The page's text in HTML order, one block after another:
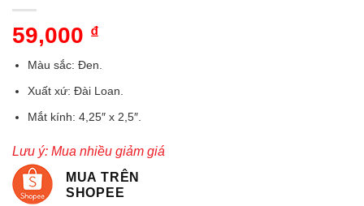
59,000 ₫
Màu sắc: Đen.
Xuất xứ: Đài Loan.
Mắt kính: 4,25″ x 2,5″.
Lưu ý: Mua nhiều giảm giá
MUA TRÊN
SHOPEE